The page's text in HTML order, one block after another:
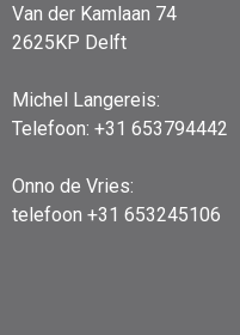
Van der Kamlaan 74
2625KP Delft
Michel Langereis:
Telefoon: +31 653794442
Onno de Vries:
telefoon +31 653245106